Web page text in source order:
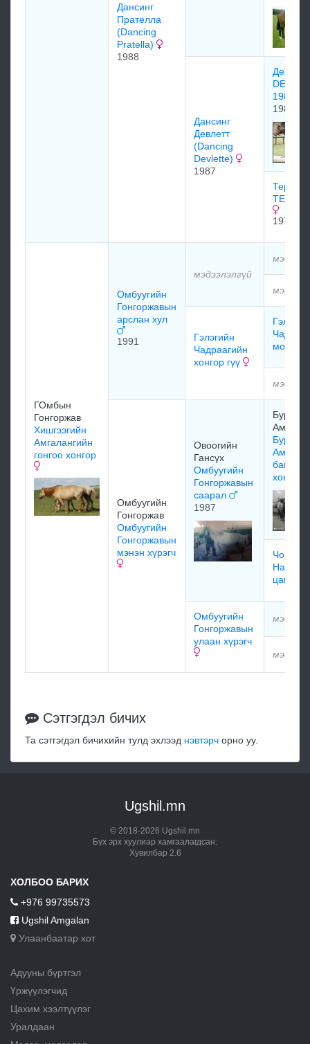
Дансинг
Прателла
(Dancing
Pratella)
1988
Дaнcинг
Дeвлeтт
(Dancing
Devlette)
1987
Девилз
DEVILS
1981
1981
1975
ГОмбын
Гонгоржав
Хишгээгийн
Амгалангийн
гонгоо хонгор
Омбуугийн
Гонгоржавын
арслан хул
1991
мэдээлэлгүй
Гэлэгийн
Чадраагийн
хонгор гүү
монхор
Омбуугийн
Гонгоржав
Омбуугийн
Гонгоржавын
мэнэн хүрэгч
Овоогийн
Гансүх
Омбуугийн
Гонгоржавын
саарал
1987
хонгор
Чогдон
цагаагч
Омбуугийн
Гонгоржавын
улаан хүрэгч
Сэтгэгдэл бичих
Та сэтгэгдэл бичихийн тулд эхлээд нэвтэрч орно уу.
Ugshil.mn
© 2018-2026 Ugshil.mn
Бүх эрх хуулиар хамгаалагдсан.
Хувилбар 2.6
ХОЛБОО БАРИХ
+976 99735573
Ugshil Amgalan
Улаанбаатар хот
Адууны бүртгэл
Үржүүлэгчид
Цахим хээлтүүлэг
Уралдаан